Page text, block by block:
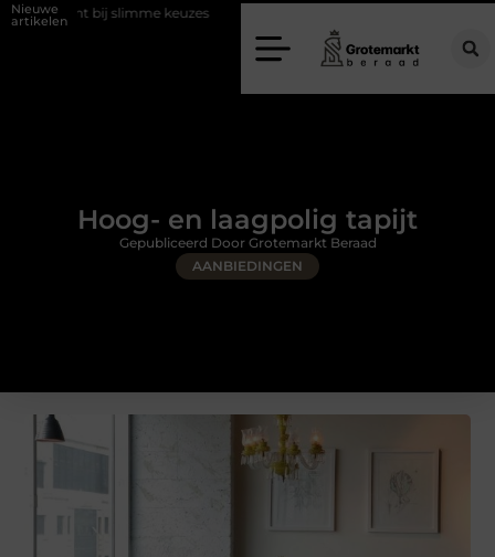
Nieuwe
artikelen
keuzes Waarom kiezen voor een rijschool in Utrecht?
Hoog- en laagpolig tapijt
AANBIEDINGEN
Gepubliceerd Door Grotemarkt Beraad